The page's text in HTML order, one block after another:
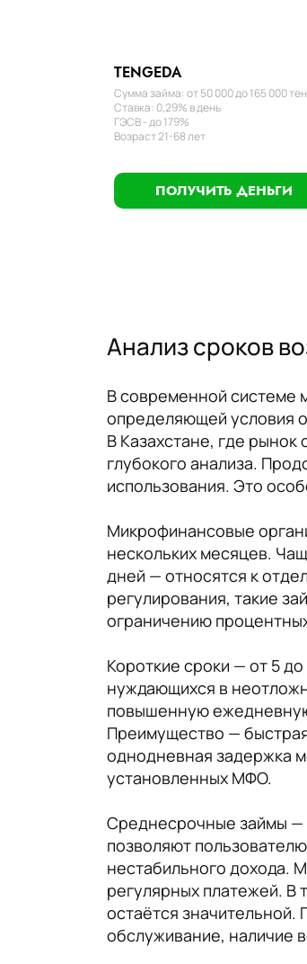
TENGEDA
Сумма займа: от 50 000 до 165 000
Ставка: 0,29% в день
ГЭСВ - до 179%
Возраст 21-68 лет
ПОЛУЧИТЬ ДЕНЬГИ
Анализ сроков
В современной системе
определяющей условия
В Казахстане, где рынок
глубокого анализа.
использования. Это
Микрофинансовые
нескольких месяцев.
дней — относятся к
регулирования, такие
ограничению
Короткие сроки — от 5
нуждающихся в
повышенную
Преимущество —
однодневная задержка
установленных МФО.
Среднесрочные займы —
позволяют
нестабильного дохода.
регулярных платежей. В
остаётся
обслуживание, наличие